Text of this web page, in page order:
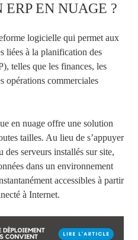
ERP EN NUAGE ?
logicielle qui permet aux
liées à la planification des
telles que les finances, les
opérations commerciales
en nuage offre une solution
tailles. Au lieu de s’appuyer
serveurs installés sur site,
dans un environnement
accessibles à partir
à Internet.